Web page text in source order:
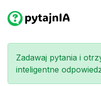
Zadawaj pytania i
inteligentne